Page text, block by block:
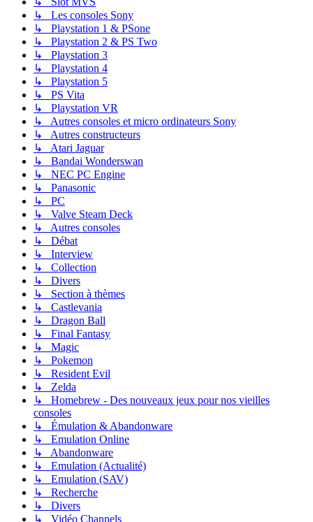
↳ Les consoles Sony
↳ Playstation 1 & PSone
↳ Playstation 2 & PS Two
↳ Playstation 3
↳ Playstation 4
↳ Playstation 5
↳ PS Vita
↳ Playstation VR
↳ Autres consoles et micro ordinateurs Sony
↳ Autres constructeurs
↳ Atari Jaguar
↳ Bandai Wonderswan
↳ NEC PC Engine
↳ Panasonic
↳ PC
↳ Valve Steam Deck
↳ Autres consoles
↳ Débat
↳ Interview
↳ Collection
↳ Divers
↳ Section à thèmes
↳ Castlevania
↳ Dragon Ball
↳ Final Fantasy
↳ Magic
↳ Pokemon
↳ Resident Evil
↳ Zelda
↳ Homebrew - Des nouveaux jeux pour nos vieilles
consoles
↳ Émulation & Abandonware
↳ Emulation Online
↳ Abandonware
↳ Emulation (Actualité)
↳ Emulation (SAV)
↳ Recherche
↳ Divers
↳ Vidéo Channels